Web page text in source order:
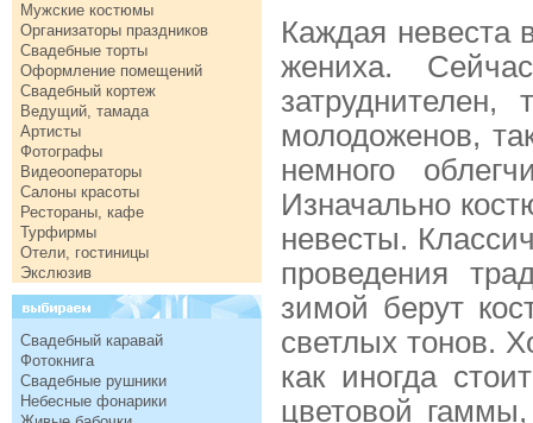
Мужские костюмы
Организаторы праздников
Свадебные торты
Оформление помещений
Свадебный кортеж
Ведущий, тамада
Артисты
Фотографы
Видеооператоры
Салоны красоты
Рестораны, кафе
Турфирмы
Отели, гостиницы
Экслюзив
Свадебный каравай
Фотокнига
Свадебные рушники
Небесные фонарики
Каждая невеста
жениха.
молодоженов,
немного
Изначально
невесты.
проведения
зимой берут
светлых тонов.
как иногда
цветовой